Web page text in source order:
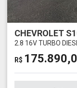
CHEVROLET
2.8 16V TURBO
R$